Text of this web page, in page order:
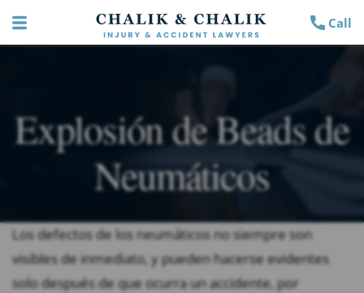
Call
Explosión de Beads de
Neumáticos
Los defectos de los neumáticos no siempre son
visibles de inmediato, y pueden hacerse evidentes
solo después de que ocurra un accidente, por